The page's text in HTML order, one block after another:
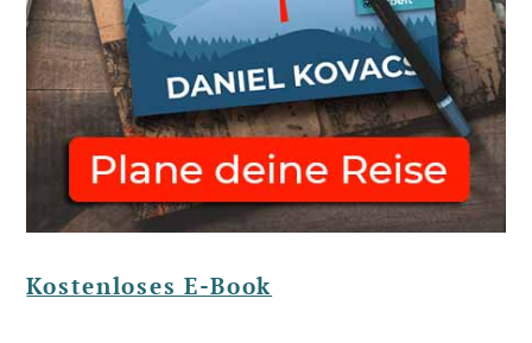
Kostenloses E-Book